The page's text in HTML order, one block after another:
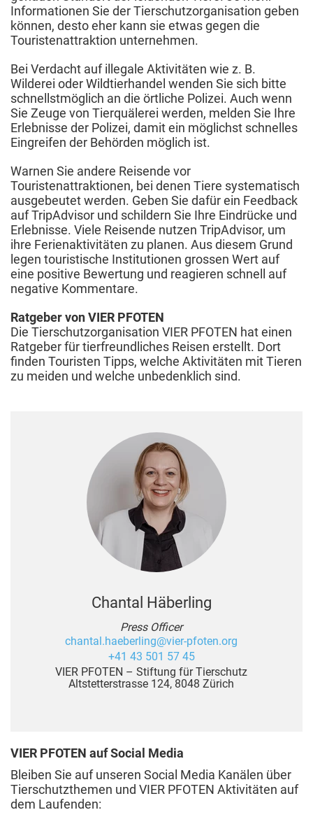
Informationen Sie der Tierschutzorganisation geben
können, desto eher kann sie etwas gegen die
Touristenattraktion unternehmen.
Bei Verdacht auf illegale Aktivitäten wie z. B.
Wilderei oder Wildtierhandel wenden Sie sich bitte
schnellstmöglich an die örtliche Polizei. Auch wenn
Sie Zeuge von Tierquälerei werden, melden Sie Ihre
Erlebnisse der Polizei, damit ein möglichst schnelles
Eingreifen der Behörden möglich ist.
Warnen Sie andere Reisende vor
Touristenattraktionen, bei denen Tiere systematisch
ausgebeutet werden. Geben Sie dafür ein Feedback
auf TripAdvisor und schildern Sie Ihre Eindrücke und
Erlebnisse. Viele Reisende nutzen TripAdvisor, um
ihre Ferienaktivitäten zu planen. Aus diesem Grund
legen touristische Institutionen grossen Wert auf
eine positive Bewertung und reagieren schnell auf
negative Kommentare.
Ratgeber von VIER PFOTEN
Die Tierschutzorganisation VIER PFOTEN hat einen
Ratgeber für tierfreundliches Reisen erstellt. Dort
finden Touristen Tipps, welche Aktivitäten mit Tieren
zu meiden und welche unbedenklich sind.
Chantal Häberling
Press Officer
chantal.haeberling@vier-pfoten.org
+41 43 501 57 45
VIER PFOTEN – Stiftung für Tierschutz
Altstetterstrasse 124, 8048 Zürich
VIER PFOTEN auf Social Media
Bleiben Sie auf unseren Social Media Kanälen über
Tierschutzthemen und VIER PFOTEN Aktivitäten auf
dem Laufenden: